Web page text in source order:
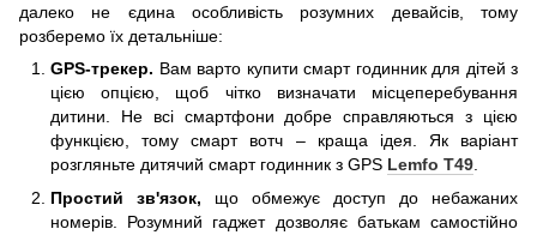
далеко не єдина особливість розумних девайсів, тому
розберемо їх детальніше:
GPS-трекер. Вам варто купити смарт годинник для дітей з
цією опцією, щоб чітко визначати місцеперебування
дитини. Не всі смартфони добре справляються з цією
функцією, тому смарт вотч – краща ідея. Як варіант
розгляньте дитячий смарт годинник з GPS Lemfo T49
Простий зв'язок, що обмежує доступ до небажаних
номерів. Розумний гаджет дозволяє батькам самостійно